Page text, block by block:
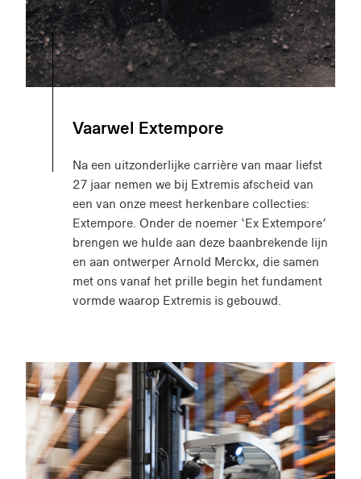
Vaarwel Extempore
Na een uitzonderlijke carrière van maar liefst
27 jaar nemen we bij Extremis afscheid van
een van onze meest herkenbare collecties:
Extempore. Onder de noemer ‘Ex Extempore’
brengen we hulde aan deze baanbrekende lijn
en aan ontwerper Arnold Merckx, die samen
met ons vanaf het prille begin het fundament
vormde waarop Extremis is gebouwd.